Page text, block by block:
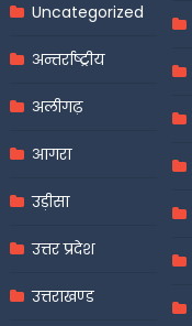
Uncategorized
अन्तर्राष्ट्रीय
अलीगढ़
आगरा
उड़ीसा
उत्तर प्रदेश
उत्तराखण्ड